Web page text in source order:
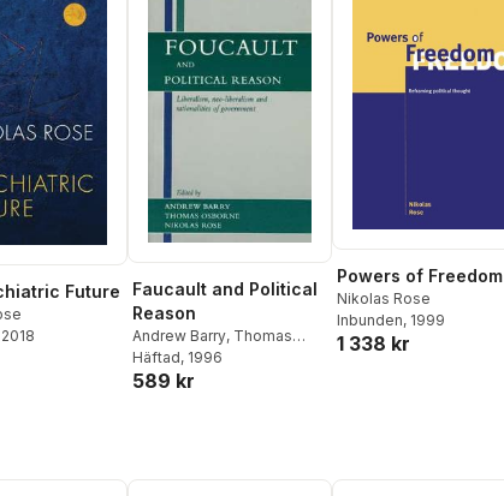
Future
2018
Faucault and Political
Reason
Andrew Barry, Thomas
Osborne,Nikolas Rose
Häftad, 1996
589 kr
Powers of Freedom
Nikolas Rose
Inbunden, 1999
1 338 kr